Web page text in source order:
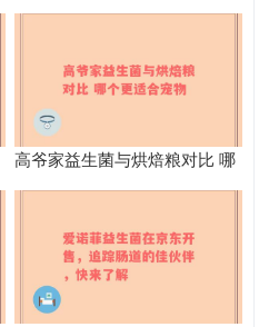
高爷家益生菌与烘焙粮对比 哪
个更适合宠物